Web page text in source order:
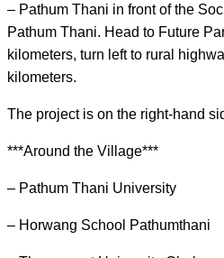
– Pathum Thani in front of the
Pathum Thani. Head to Future
kilometers, turn left to rural
kilometers.
The project is on the right-hand
***Around the Village***
– Pathum Thani University
– Horwang School Pathumthani